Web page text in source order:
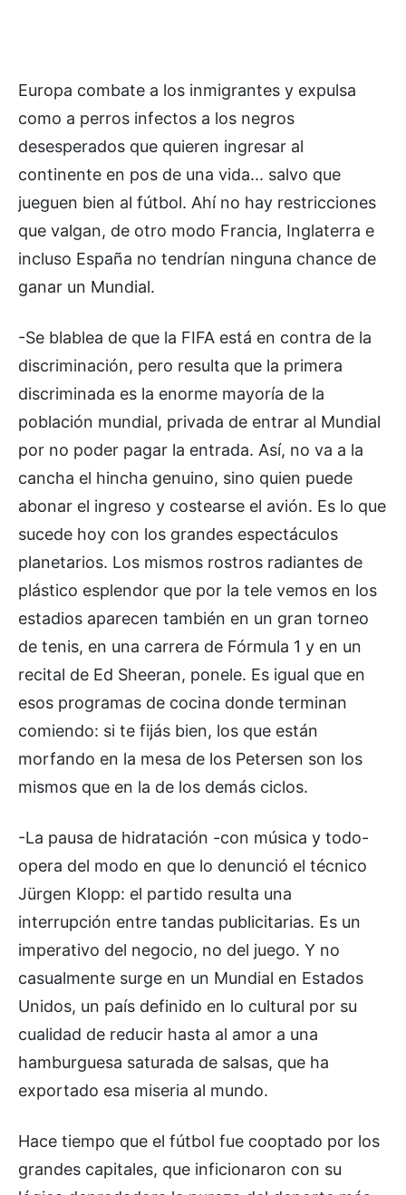
Europa combate a los inmigrantes y expulsa
como a perros infectos a los negros
desesperados que quieren ingresar al
continente en pos de una vida... salvo que
jueguen bien al fútbol. Ahí no hay restricciones
que valgan, de otro modo Francia, Inglaterra e
incluso España no tendrían ninguna chance de
ganar un Mundial.
-Se blablea de que la FIFA está en contra de la
discriminación, pero resulta que la primera
discriminada es la enorme mayoría de la
población mundial, privada de entrar al Mundial
por no poder pagar la entrada. Así, no va a la
cancha el hincha genuino, sino quien puede
abonar el ingreso y costearse el avión. Es lo que
sucede hoy con los grandes espectáculos
planetarios. Los mismos rostros radiantes de
plástico esplendor que por la tele vemos en los
estadios aparecen también en un gran torneo
de tenis, en una carrera de Fórmula 1 y en un
recital de Ed Sheeran, ponele. Es igual que en
esos programas de cocina donde terminan
comiendo: si te fijás bien, los que están
morfando en la mesa de los Petersen son los
mismos que en la de los demás ciclos.
-La pausa de hidratación -con música y todo-
opera del modo en que lo denunció el técnico
Jürgen Klopp: el partido resulta una
interrupción entre tandas publicitarias. Es un
imperativo del negocio, no del juego. Y no
casualmente surge en un Mundial en Estados
Unidos, un país definido en lo cultural por su
cualidad de reducir hasta al amor a una
hamburguesa saturada de salsas, que ha
exportado esa miseria al mundo.
Hace tiempo que el fútbol fue cooptado por los
grandes capitales, que inficionaron con su